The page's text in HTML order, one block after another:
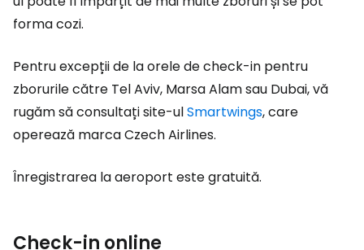
forma cozi.
Pentru excepții de la orele de check-in pentru
zborurile către Tel Aviv, Marsa Alam sau Dubai, vă
rugăm să consultați site-ulSmartwings, care
operează marca Czech Airlines.
Înregistrarea la aeroport este gratuită.
Check-in online